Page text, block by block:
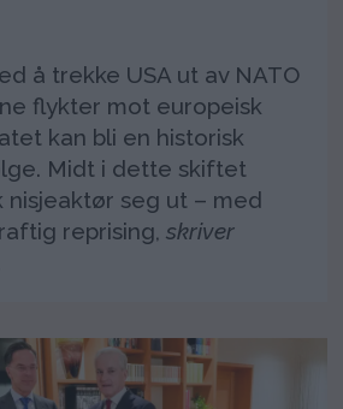
å trekke USA ut av NATO
flykter mot europeisk
kan bli en historisk
Midt i dette skiftet
nisjeaktør seg ut – med
reprising,skriver